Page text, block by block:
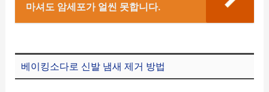
마셔도 암세포가 얼씬 못합니다.
베이킹소다로 신발 냄새 제거 방법